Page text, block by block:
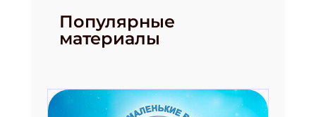
Популярные
материалы